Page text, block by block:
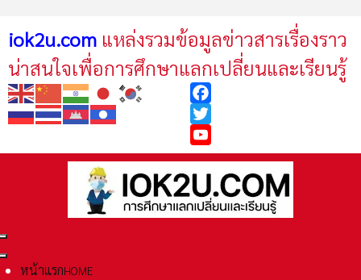
iok2u.com แหล่งรวมข้อมูลข่าวสารเรื่องราว
น่าสนใจเพื่อการศึกษาแลกเปลี่ยนและเรียนรู้
Facebook
Twitter
YouTube
หน้าแรกHOME